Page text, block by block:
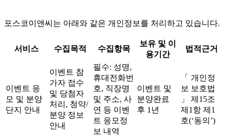
포스코이앤씨는 아래와 같은 개인정보를 처리하고 있습니다.
서비스 수집목적 수집항목
보유 및 이
용기간
법적근거
이벤트 응
모 및 분양
단지 안내
이벤트 참
가자 접수
및 당첨자
처리, 청약/
분양 정보
안내
필수: 성명,
휴대전화번
호, 직장명
및 주소, 사
연 등 이벤
트 응모정
보 내역
이벤트 및
분양완료
후 1년
「 개인정
보 보호법
」 제15조
제1항 제1
호(‘동의’)